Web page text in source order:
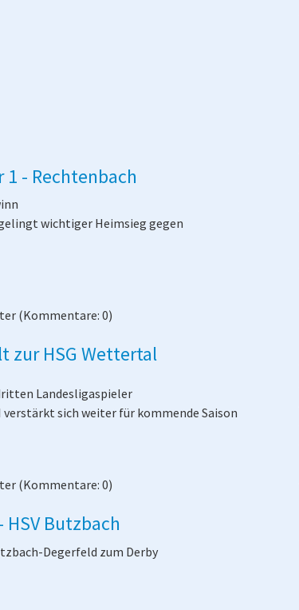
- Rechtenbach
wichtiger Heimsieg gegen
(Kommentare: 0)
zur HSG Wettertal
Landesligaspieler
verstärkt sich weiter für kommende Saison
(Kommentare: 0)
HSV Butzbach
Degerfeld zum Derby